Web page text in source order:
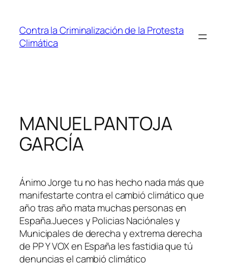
contenido
Contra la Criminalización de la Protesta
Climática
MANUEL PANTOJA
GARCÍA
Ánimo Jorge tu no has hecho nada más que
manifestarte contra el cambió climático que
año tras año mata muchas personas en
España.Jueces y Policias Naciónales y
Municipales de derecha y extrema derecha
de PP Y VOX en España les fastidia que tú
denuncias el cambió climático